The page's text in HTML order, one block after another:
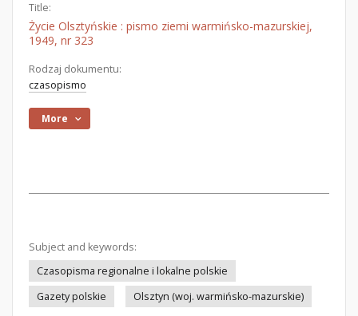
Title:
Życie Olsztyńskie : pismo ziemi warmińsko-mazurskiej,
1949, nr 323
Rodzaj dokumentu:
czasopismo
More
Subject and keywords:
Czasopisma regionalne i lokalne polskie
Gazety polskie
Olsztyn (woj. warmińsko-mazurskie)